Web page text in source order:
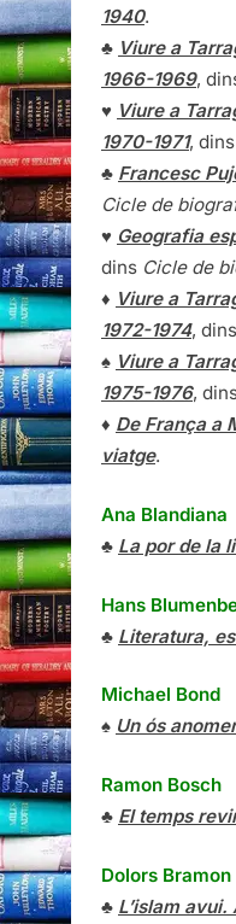
1940.
♣ Viure a
1966-1969,
♥ Viure a
1970-1971,
♣ Francesc
Cicle de
♥ Geografia
dins Cicle de
♦ Viure a
1972-1974,
♠ Viure a
1975-1976,
♦ De França a
viatge.
Ana Blandiana
♣ La por de la
Hans
♣ Literatura,
Michael Bond
♠ Un ós
Ramon Bosch
♣ El temps
Dolors Bramon
♣ L’islam